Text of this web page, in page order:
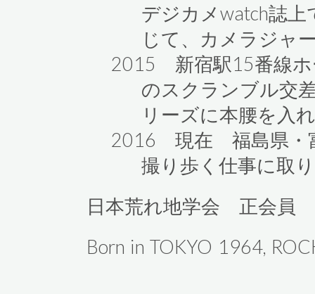
デジカメwatch誌上
じて、カメラジャ
2015 新宿駅15番線ホ
のスクランブル交
リーズに本腰を入
2016 現在 福島県・
撮り歩く仕事に取
日本荒れ地学会 正会員
Born in TOKYO 1964,